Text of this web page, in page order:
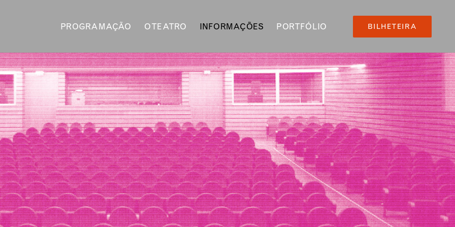
PROGRAMAÇÃO O TEATRO INFORMAÇÕES PORTFÓLIO BILHETEIRA